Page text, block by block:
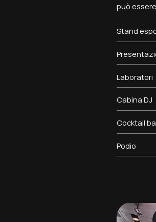
può
Stand
Laboratori
Cabina DJ
Cocktail
Podio